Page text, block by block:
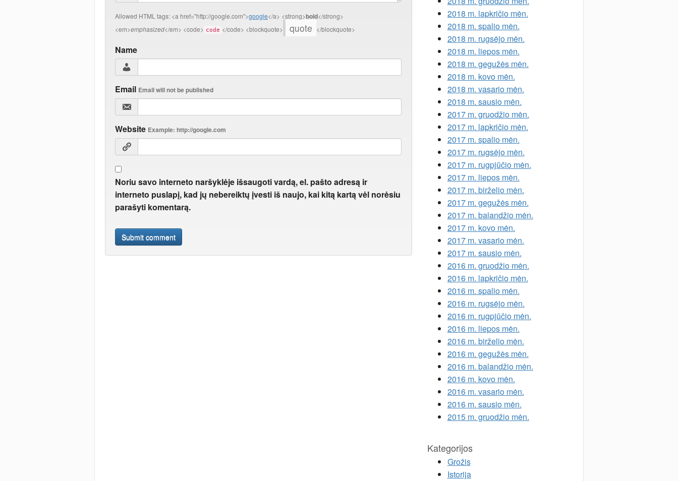
Allowed HTML tags: <a href="http://google.com">google</a> <strong>bold</strong>
<em>emphasized</em> <code> code </code> <blockquote> quote </blockquote>
Name
Email Email will not be published
Website Example: http://google.com
Noriu savo interneto naršyklėje išsaugoti vardą, el. pašto adresą ir
interneto puslapį, kad jų nebereiktų įvesti iš naujo, kai kitą kartą vėl norėsiu
parašyti komentarą.
2018 m. lapkričio mėn.
2018 m. spalio mėn.
2018 m. rugsėjo mėn.
2018 m. liepos mėn.
2018 m. gegužės mėn.
2018 m. kovo mėn.
2018 m. vasario mėn.
2018 m. sausio mėn.
2017 m. gruodžio mėn.
2017 m. lapkričio mėn.
2017 m. spalio mėn.
2017 m. rugsėjo mėn.
2017 m. rugpjūčio mėn.
2017 m. liepos mėn.
2017 m. birželio mėn.
2017 m. gegužės mėn.
2017 m. balandžio mėn.
2017 m. kovo mėn.
2017 m. vasario mėn.
2017 m. sausio mėn.
2016 m. gruodžio mėn.
2016 m. lapkričio mėn.
2016 m. spalio mėn.
2016 m. rugsėjo mėn.
2016 m. rugpjūčio mėn.
2016 m. liepos mėn.
2016 m. birželio mėn.
2016 m. gegužės mėn.
2016 m. balandžio mėn.
2016 m. kovo mėn.
2016 m. vasario mėn.
2016 m. sausio mėn.
2015 m. gruodžio mėn.
Kategorijos
Grožis
Istorija